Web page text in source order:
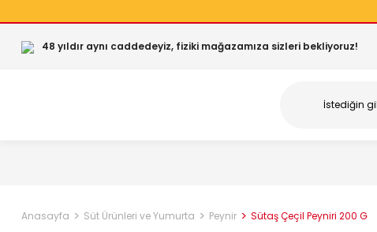
48 yıldır aynı caddedeyiz, fiziki mağazamıza sizleri bekliyoruz!
Anasayfa Süt Ürünleri ve Yumurta Peynir Sütaş Çeçil Peyniri 200 G